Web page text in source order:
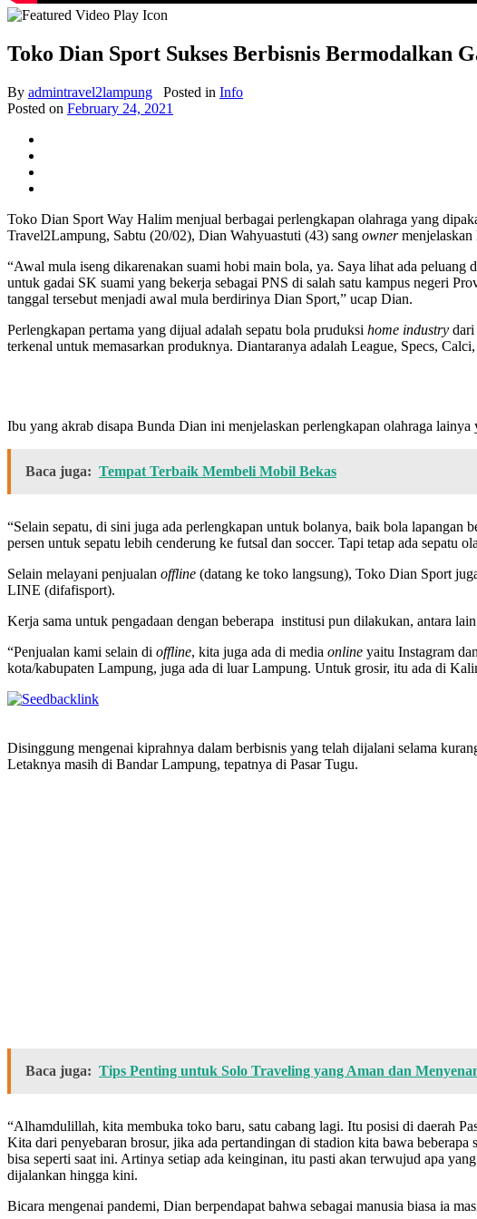
Toko Dian Sport Sukses Berbisnis Bermodalkan
By admintravel2lampung Posted in Info
Posted on February 24, 2021
Toko Dian Sport Way Halim menjual berbagai perlengkapan olahraga yang
Travel2Lampung, Sabtu (20/02), Dian Wahyuastuti (43) sang ownermenjelaskan
“Awal mula iseng dikarenakan suami hobi main bola, ya. Saya lihat ada
untuk gadai SK suami yang bekerja sebagai PNS di salah satu kampus negeri
tanggal tersebut menjadi awal mula berdirinya Dian Sport,” ucap Dian.
Perlengkapan pertama yang dijual adalah sepatu bola pruduksi home industry dari
terkenal untuk memasarkan produknya. Diantaranya adalah League, Specs,
Ibu yang akrab disapa Bunda Dian ini menjelaskan perlengkapan olahraga
Baca juga: Tempat Terbaik Membeli Mobil Bekas
“Selain sepatu, di sini juga ada perlengkapan untuk bolanya, baik bola lapangan
persen untuk sepatu lebih cenderung ke futsal dan soccer. Tapi tetap ada sepatu
Selain melayani penjualan offline (datang ke toko langsung), Toko Dian Sport
LINE (difafisport).
Kerja sama untuk pengadaan dengan beberapa institusi pun dilakukan, antara
“Penjualan kami selain di offline, kita juga ada di media online yaitu Instagram
kota/kabupaten Lampung, juga ada di luar Lampung. Untuk grosir, itu ada di
Disinggung mengenai kiprahnya dalam berbisnis yang telah dijalani selama
Letaknya masih di Bandar Lampung, tepatnya di Pasar Tugu.
Baca juga: Tips Penting untuk Solo Traveling yang Aman dan
“Alhamdulillah, kita membuka toko baru, satu cabang lagi. Itu posisi di daerah
Kita dari penyebaran brosur, jika ada pertandingan di stadion kita bawa
bisa seperti saat ini. Artinya setiap ada keinginan, itu pasti akan terwujud apa
dijalankan hingga kini.
Bicara mengenai pandemi, Dian berpendapat bahwa sebagai manusia biasa ia